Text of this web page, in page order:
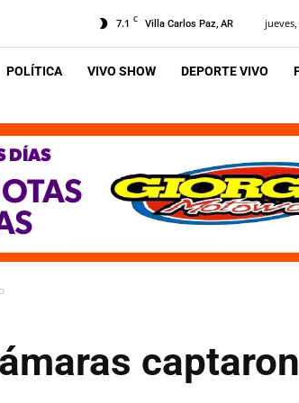
7.1 C Villa Carlos Paz, AR
POLÍTICA VIVO SHOW DEPORTE VIVO